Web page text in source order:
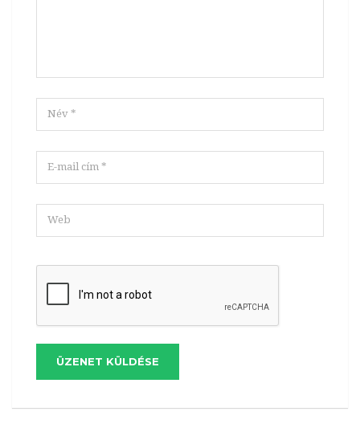
ÜZENET KÜLDÉSE